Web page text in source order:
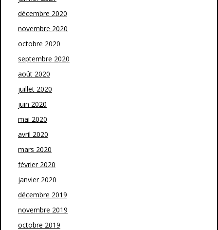
décembre 2020
novembre 2020
octobre 2020
septembre 2020
août 2020
juillet 2020
juin 2020
mai 2020
avril 2020
mars 2020
février 2020
janvier 2020
décembre 2019
novembre 2019
octobre 2019